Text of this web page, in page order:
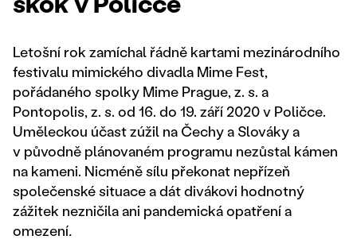
Letošní rok zamíchal řádně kartami mezinárodního
festivalu mimického divadla Mime Fest,
pořádaného spolky Mime Prague, z. s. a
Pontopolis, z. s. od 16. do 19. září 2020 v Poličce.
Uměleckou účast zúžil na Čechy a Slováky a
v původně plánovaném programu nezůstal kámen
na kameni. Nicméně sílu překonat nepřízeň
společenské situace a dát divákovi hodnotný
zážitek nezničila ani pandemická opatření a
omezení.